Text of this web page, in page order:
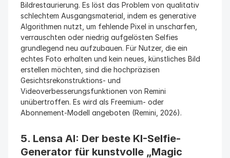
Bildrestaurierung. Es löst das Problem von qualitativ
schlechtem Ausgangsmaterial, indem es generative
Algorithmen nutzt, um fehlende Pixel in unscharfen,
verrauschten oder niedrig aufgelösten Selfies
grundlegend neu aufzubauen. Für Nutzer, die ein
echtes Foto erhalten und kein neues, künstliches Bild
erstellen möchten, sind die hochpräzisen
Gesichtsrekonstruktions- und
Videoverbesserungsfunktionen von Remini
unübertroffen. Es wird als Freemium- oder
Abonnement-Modell angeboten (Remini, 2026).
5. Lensa AI: Der beste KI-Selfie-
Generator für kunstvolle „Magic